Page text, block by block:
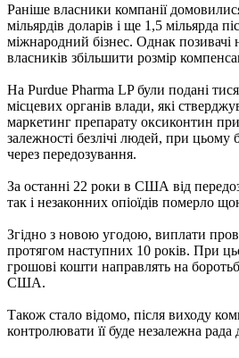
Раніше власники компанії
мільярдів доларів і ще 1,5 мільярда
міжнародний бізнес. Однак позивачі
власників збільшити розмір
На Purdue Pharma LP були подані
місцевих органів влади, які
маркетинг препарату оксиконтин
залежності безлічі людей, при цьому
через передозування.
За останні 22 роки в США від
так і незаконних опіоїдів померло
Згідно з новою угодою, виплати
протягом наступних 10 років. При
грошові кошти направлять на
США.
Також стало відомо, після виходу
контролювати її буде незалежна рада